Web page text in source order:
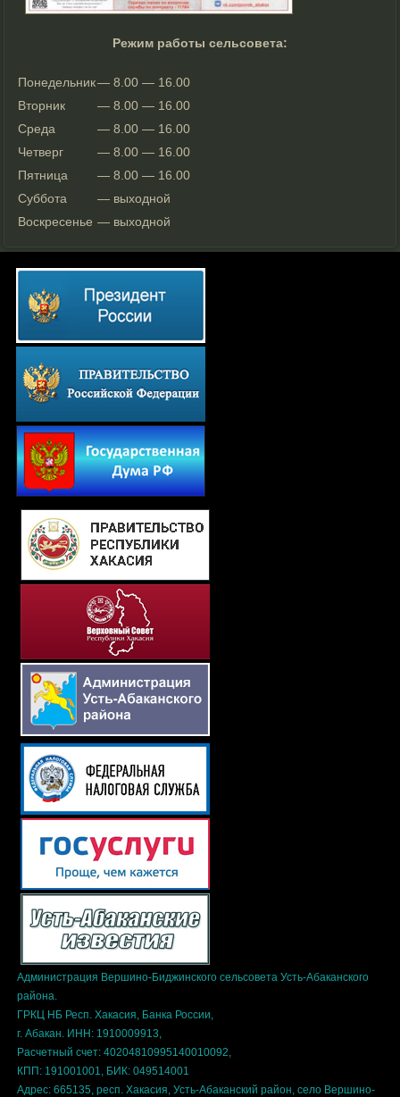
Режим работы сельсовета:
Понедельник— 8.00 — 16.00
Вторник
— 8.00 — 16.00
Среда
— 8.00 — 16.00
Четверг
— 8.00 — 16.00
Пятница
— 8.00 — 16.00
Суббота
— выходной
Воскресенье — выходной
Администрация Вершино-Биджинского сельсовета Усть-Абаканского
района.
ГРКЦ НБ Респ. Хакасия, Банка России,
г. Абакан. ИНН: 1910009913,
Расчетный счет: 40204810995140010092,
КПП: 191001001, БИК: 049514001
Адрес: 665135, респ. Хакасия, Усть-Абаканский район, село Вершино-